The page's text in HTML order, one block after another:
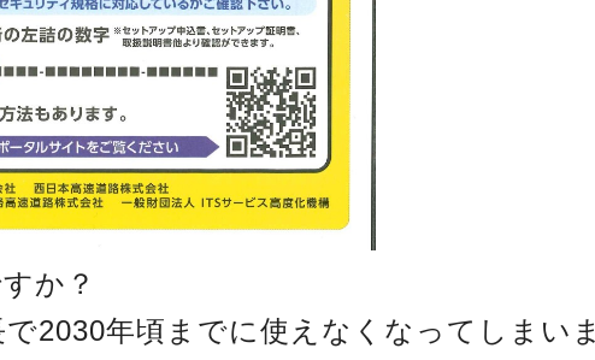
か？
2030年頃までに使えなくなってしまいま